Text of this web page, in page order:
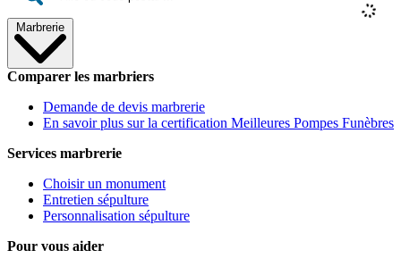
Marbrerie
Comparer les marbriers
Demande de devis marbrerie
En savoir plus sur la certification Meilleures Pompes Funèbres
Services marbrerie
Choisir un monument
Entretien sépulture
Personnalisation sépulture
Pour vous aider